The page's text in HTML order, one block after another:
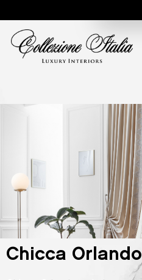
Chicca Orlando